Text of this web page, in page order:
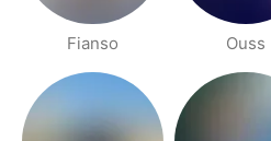
Fianso Ouss